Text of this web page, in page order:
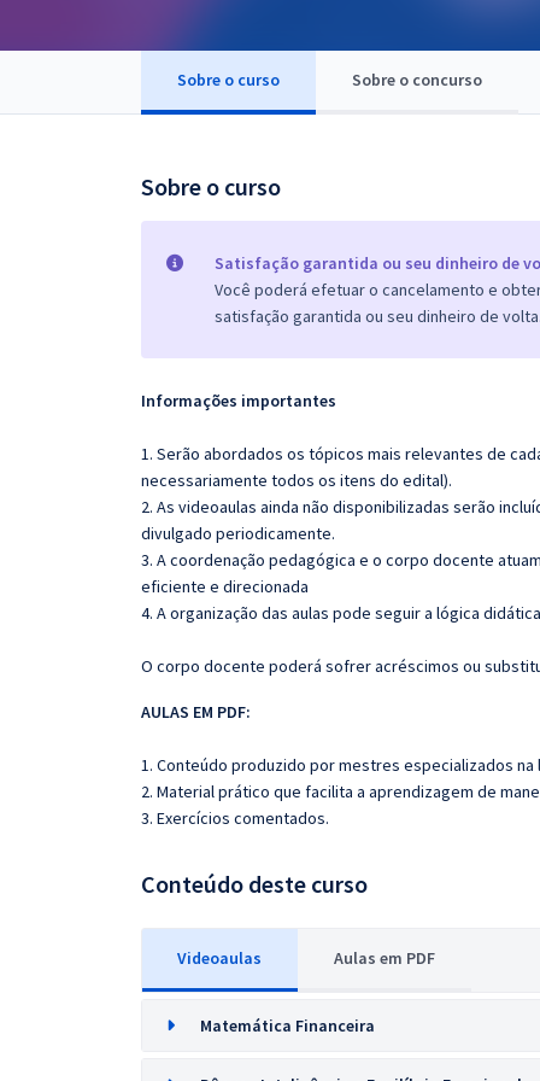
Sobre o curso Sobre o concurso
Sobre o curso
Satisfação garantida ou seu dinheiro de
Você poderá efetuar o cancelamento e
satisfação garantida ou seu dinheiro de volta.
Informações importantes
1. Serão abordados os tópicos mais relevantes de
necessariamente todos os itens do edital).
2. As videoaulas ainda não disponibilizadas serão
divulgado periodicamente.
3. A coordenação pedagógica e o corpo docente
eficiente e direcionada
4. A organização das aulas pode seguir a lógica
O corpo docente poderá sofrer acréscimos ou
AULAS EM PDF:
1. Conteúdo produzido por mestres especializados
2. Material prático que facilita a aprendizagem de
3. Exercícios comentados.
Conteúdo deste curso
Videoaulas Aulas em PDF
Matemática Financeira